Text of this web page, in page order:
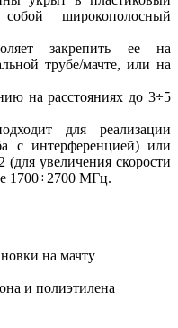
широкополосный
закрепить ее на
трубе/мачте, или на
на расстояниях до 3÷5
для реализации
с интерференцией) или
увеличения скорости
1700÷2700 МГц.
на мачту
и полиэтилена